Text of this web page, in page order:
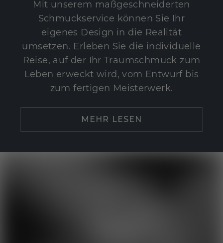
Mit unserem maßgeschneiderten
Schmuckservice können Sie Ihr
eigenes Design in die Realität
umsetzen. Erleben Sie die individuelle
Reise, auf der Ihr Traumschmuck zum
Leben erweckt wird, vom Entwurf bis
zum fertigen Meisterwerk.
MEHR LESEN